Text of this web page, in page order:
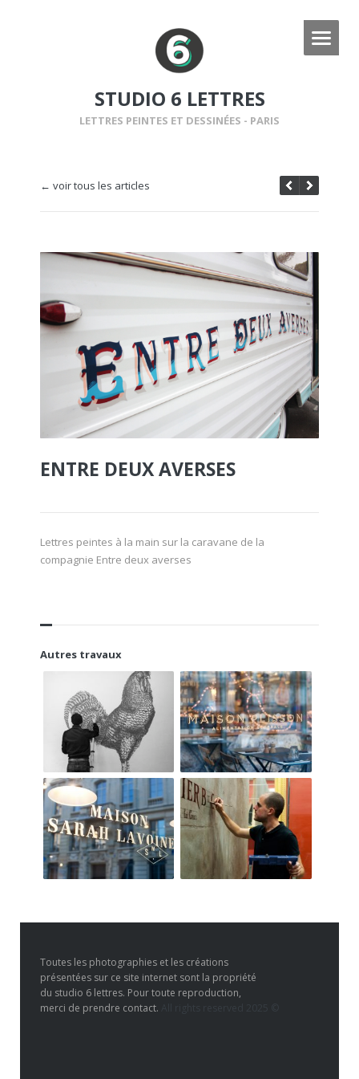
STUDIO 6 LETTRES
LETTRES PEINTES ET DESSINÉES - PARIS
← voir tous les articles
ENTRE DEUX AVERSES
Lettres peintes à la main sur la caravane de la
compagnie Entre deux averses
Autres travaux
Toutes les photographies et les créations
présentées sur ce site internet sont la propriété
du studio 6 lettres. Pour toute reproduction,
merci de prendre contact.